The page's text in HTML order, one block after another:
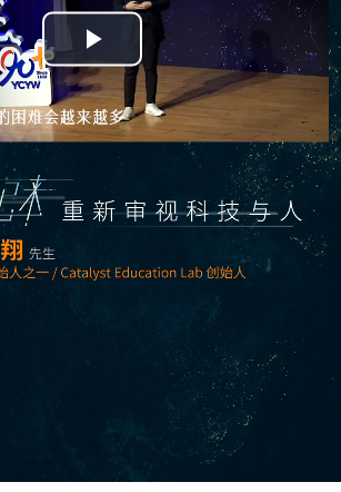
Play
Video